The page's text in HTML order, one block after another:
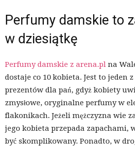
Perfumy damskie to
w dziesiątkę
Perfumy damskie z arena.pl na
dostaje co 10 kobieta. Jest to jeden
prezentów dla pań, gdyż kobiety
zmysłowe, oryginalne perfumy w
flakonikach. Jeżeli mężczyzna wie
jego kobieta przepada zapachami,
być skomplikowany. Ponadto, w